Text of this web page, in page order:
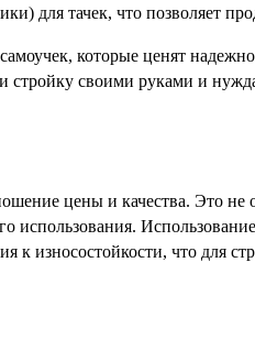
для тачек, что позволяет
которые ценят
стройку своими руками и
цены и качества. Это не
использования.
износостойкости, что для